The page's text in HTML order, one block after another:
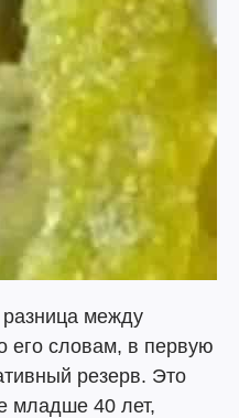
между
его словам, в первую
резерв. Это
младше 40 лет,